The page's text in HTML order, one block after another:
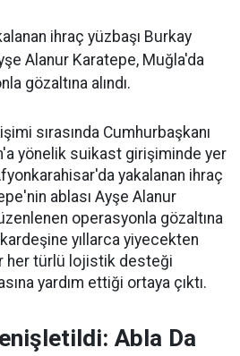
ihraç yüzbaşı Burkay
Alanur Karatepe, Muğla'da
gözaltına alındı.
sırasında Cumhurbaşkanı
yönelik suikast girişiminde yer
yakalanan ihraç
ablası Ayşe Alanur
operasyonla gözaltına
kardeşine yıllarca yiyecekten
her türlü lojistik desteği
yardım ettiği ortaya çıktı.
Abla Da